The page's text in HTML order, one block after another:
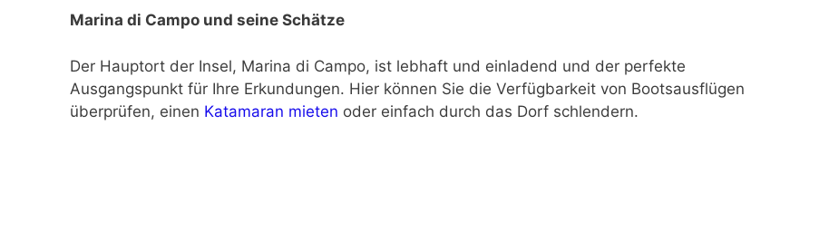
Marina di Campo und seine Schätze
Der Hauptort der Insel, Marina di Campo, ist lebhaft und einladend und der perfekte
Ausgangspunkt für Ihre Erkundungen. Hier können Sie die Verfügbarkeit von Bootsausflügen
überprüfen, einen Katamaran mieten oder einfach durch das Dorf schlendern.